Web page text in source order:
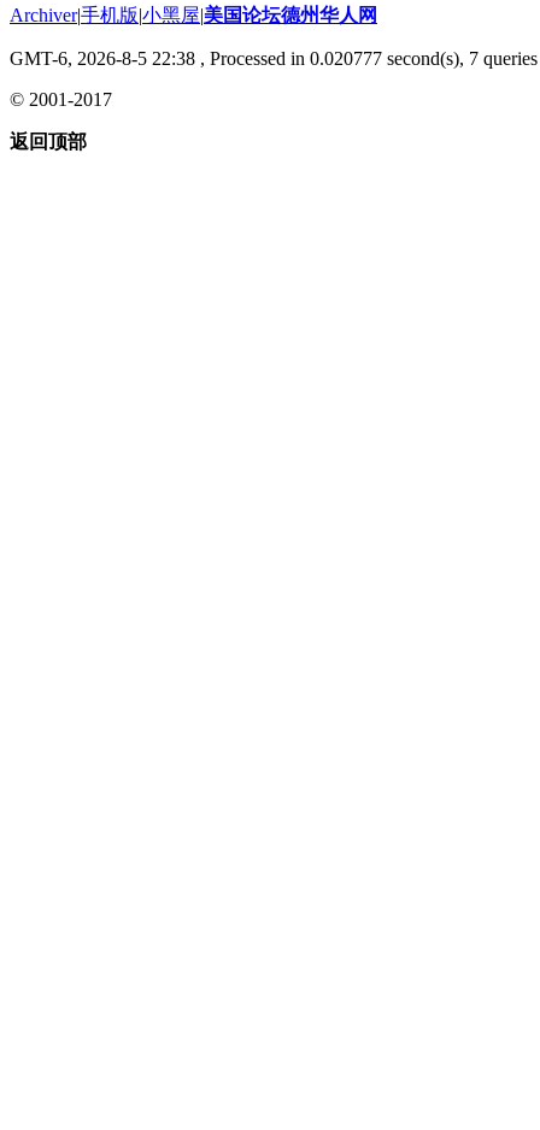
Archiver|手机版|小黑屋|美国论坛德州华人网
GMT-6, 2026-8-5 22:38 , Processed in 0.020777 second(s), 7
© 2001-2017
返回顶部